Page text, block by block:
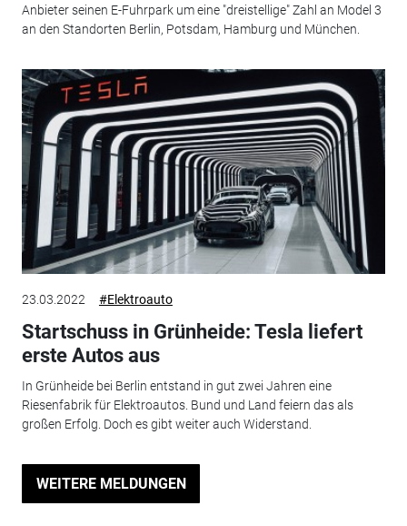
Anbieter seinen E-Fuhrpark um eine "dreistellige" Zahl an Model 3
an den Standorten Berlin, Potsdam, Hamburg und München.
23.03.2022 #Elektroauto
Startschuss in Grünheide: Tesla liefert
erste Autos aus
In Grünheide bei Berlin entstand in gut zwei Jahren eine
Riesenfabrik für Elektroautos. Bund und Land feiern das als
großen Erfolg. Doch es gibt weiter auch Widerstand.
WEITERE MELDUNGEN